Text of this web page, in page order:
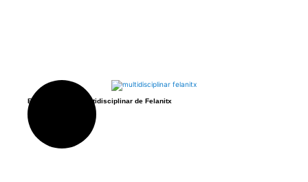
Entrevista a Sa Multidisciplinar de Felanitx